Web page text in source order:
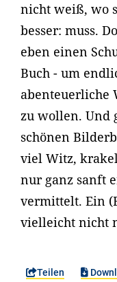
nicht weiß, wo
besser: muss.
eben einen
Buch - um
abenteuerliche
zu wollen. Und
schönen
viel Witz,
nur ganz sanft
vermittelt. Ein
vielleicht nicht
Teilen